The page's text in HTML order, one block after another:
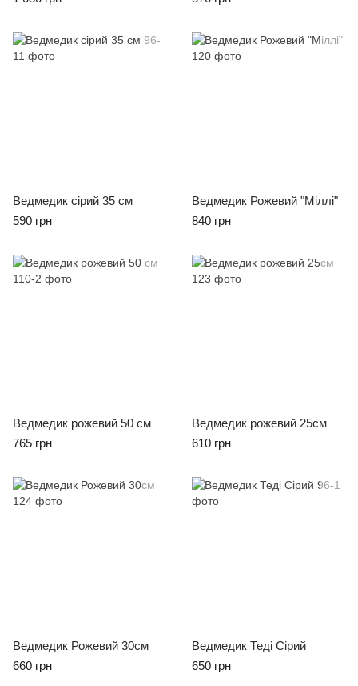
Ведмедик сірий 35 см
590 грн
Ведмедик Рожевий "Міллі"
840 грн
Ведмедик рожевий 50 см
765 грн
Ведмедик рожевий 25см
610 грн
Ведмедик Рожевий 30см
660 грн
Ведмедик Теді Сірий
650 грн